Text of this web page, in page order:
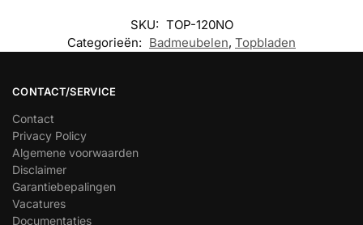
SKU: TOP-120NO
Categorieën: Badmeubelen, Topbladen
CONTACT/SERVICE
Contact
Privacy Policy
Algemene voorwaarden
Disclaimer
Garantiebepalingen
Vacatures
Documentaties